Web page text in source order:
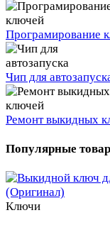
Програмирование
Чип для
Ремонт выкидных
Популярные
Ключи